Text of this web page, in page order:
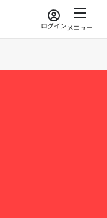
ログインメニュー